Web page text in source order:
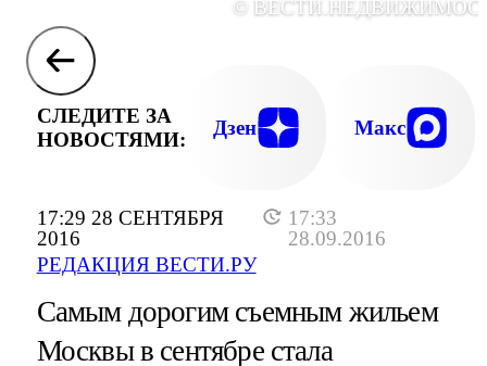
17:29 28 СЕНТЯБРЯ
2016
17:33
28.09.2016
РЕДАКЦИЯ ВЕСТИ.РУ
©
СЛЕДИТЕ ЗА
НОВОСТЯМИ:
Дзен Макс
Самым дорогим съемным жильем
Москвы в сентябре стала